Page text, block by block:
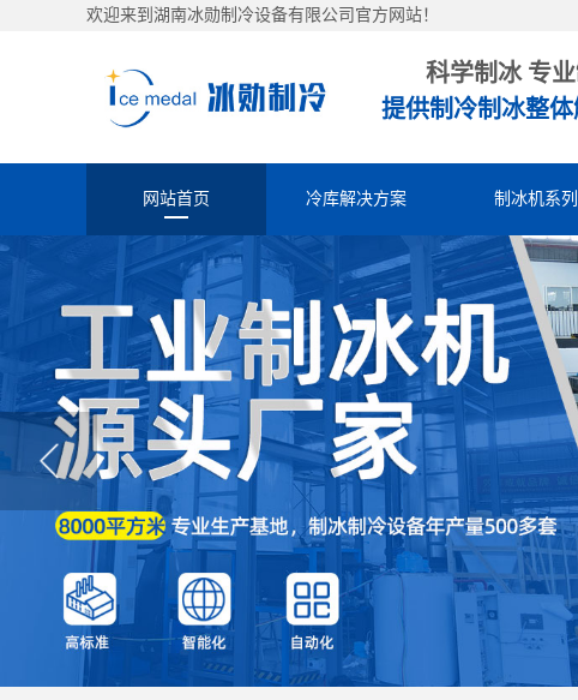
欢迎来到湖南冰勋制冷设备有限公司官方网站！
科学制冰 专
提供制冷制冰整
网站首页 冷库解决方案 制冰机系列